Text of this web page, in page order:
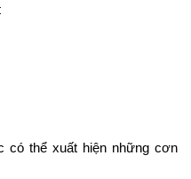
có thể xuất hiện những cơn